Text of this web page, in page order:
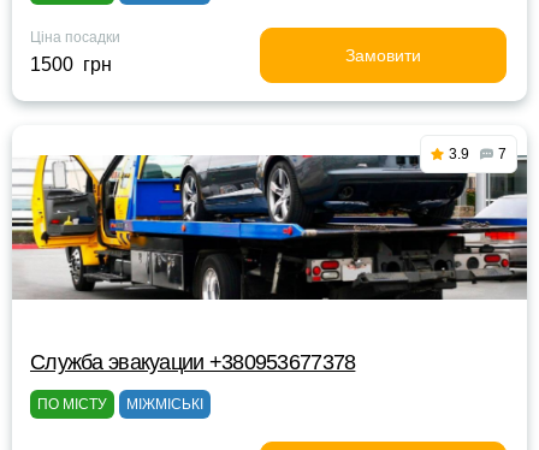
Ціна посадки
1500 грн Замовити
3.9 7
Служба эвакуации +380953677378
ПО МІСТУ МІЖМІСЬКІ